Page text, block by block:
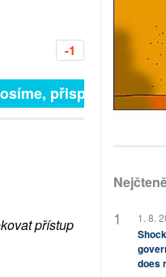
-1
přispějte. ➥
přístup
1. 8.
does